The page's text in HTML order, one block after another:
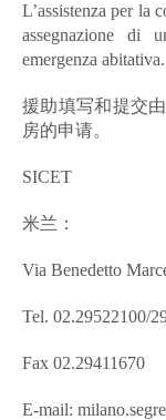
L’assistenza per la
assegnazione di
emergenza abitativa.
援助填写和提交
房的申请。
SICET
米兰：
Via Benedetto
Tel. 02.29522100/
Fax 02.29411670
E-mail: